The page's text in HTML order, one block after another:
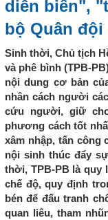
diễn biến",
bộ Quân đội
Sinh thời, Chủ tịch
và phê bình (TPB-
nội dung cơ bản
nhân cách người
cứu người, giữ
phương cách tốt
xâm nhập, tấn công
nội sinh thúc đẩy
thời, TPB-PB là quy
chế độ, quy định
bén để đấu tranh
quan liêu, tham